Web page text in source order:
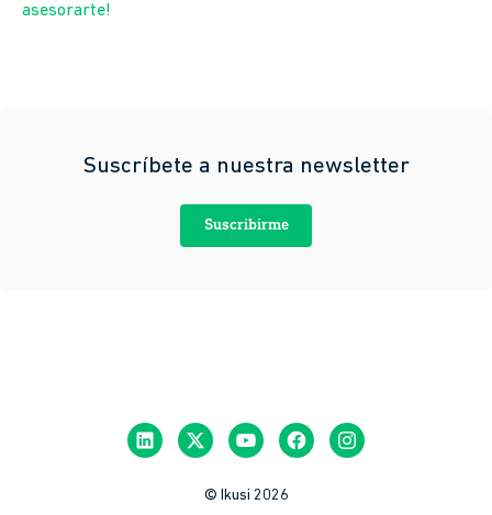
asesorarte!
Suscríbete a nuestra newsletter
Suscribirme
© Ikusi 2026